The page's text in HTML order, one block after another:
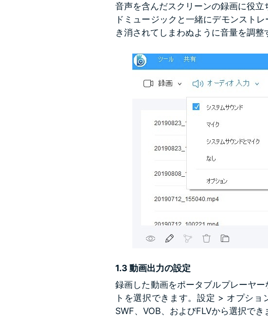
音声を含んだスクリーンの録画に役
ドミュージックと一緒にデモンスト
き消されてしまわぬように音量を調整
1.3 動画出力の設定
録画した動画をポータブルプレーヤ
トを選択できます。設定 > オプショ
SWF、VOB、およびFLVから選択でき